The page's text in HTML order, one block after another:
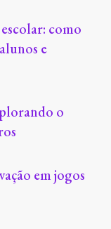
como
e
o
em jogos